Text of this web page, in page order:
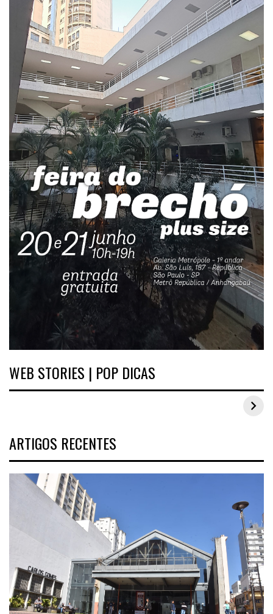
WEB STORIES | POP DICAS
Inspirações de looks plus size para o carnaval
ARTIGOS RECENTES